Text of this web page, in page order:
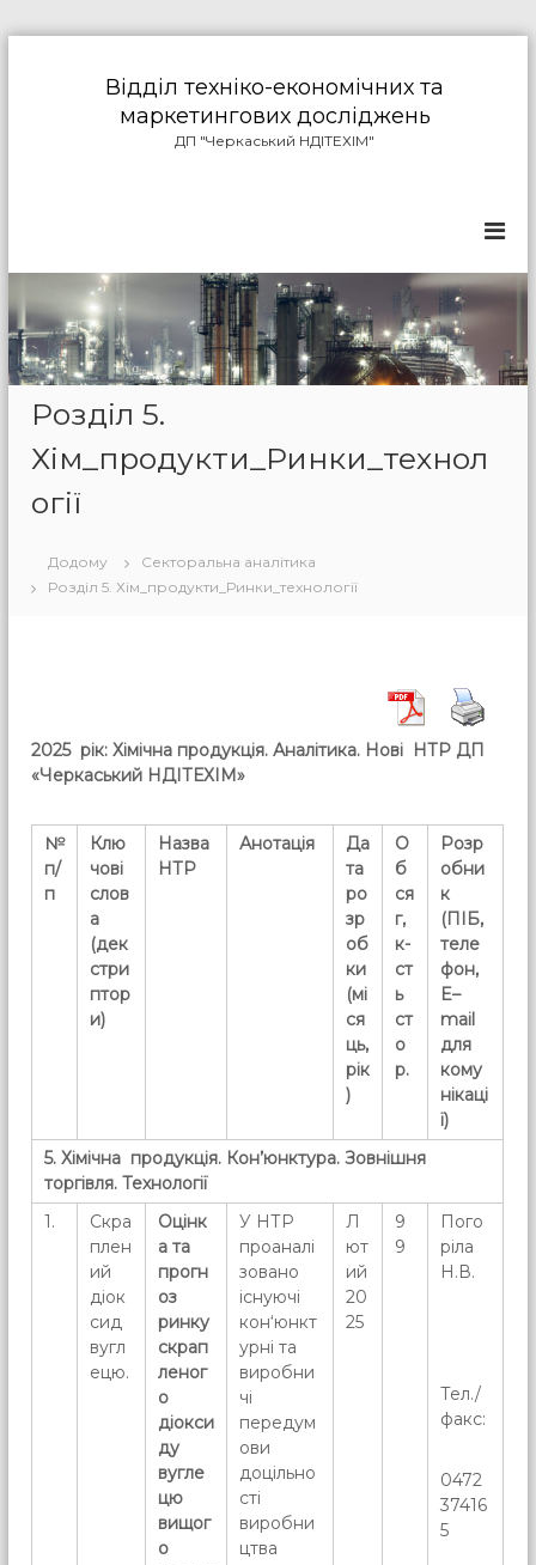
в
і
с
т
Відділ техніко-економічних та
маркетингових досліджень
ДП "Черкаський НДІТЕХІМ"
Розділ 5.
Хім_продукти_Ринки_технол
огії
Додому
Секторальна аналітика
Розділ 5. Хім_продукти_Ринки_технології
2025 рік: Хімічна продукція. Аналітика. Н ові НТР ДП
«Черкаський НДІТЕХІМ»
№
п/
п
Клю
чові
слов
а
(дек
стри
птор
и)
Назва
НТР
Анотація
Да
та
ро
зр
об
ки
(мі
ся
ць,
рік
)
О
б
ся
г,
к-
ст
ь
ст
о
р.
Розр
обни
к
(ПІБ,
теле
фон,
E–
mail
для
кому
нікаці
ї)
5. Хімічна продукція. Кон’юнктура. Зовнішня
торгівля. Технології
1.
Скра
плен
ий
діок
сид
вугл
ецю.
Оцінк
а та
прогн
оз
ринку
скрап
леног
о
діокси
ду
вугле
цю
вищог
о
У НТР
проаналі
зовано
існуючі
кон‘юнкт
урні та
виробни
чі
передум
ови
доцільно
сті
виробни
цтва
Л
ют
ий
20
25
9
9
Пого
ріла
Н.В.
Тел./
факс:
0472
37416
5